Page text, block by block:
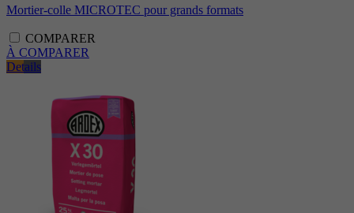
Mortier-colle MICROTEC pour grands formats
COMPARER
À COMPARER
Details